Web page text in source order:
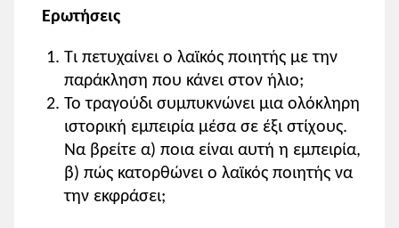
Κλείσιμο
Ερωτήσεις
Τι πετυχαίνει ο λαϊκός ποιητής με την
παράκληση που κάνει στον ήλιο;
Το τραγούδι συμπυκνώνει μια ολόκληρη
ιστορική εμπειρία μέσα σε έξι στίχους.
Να βρείτε α) ποια είναι αυτή η εμπειρία,
β) πώς κατορθώνει ο λαϊκός ποιητής να
την εκφράσει;